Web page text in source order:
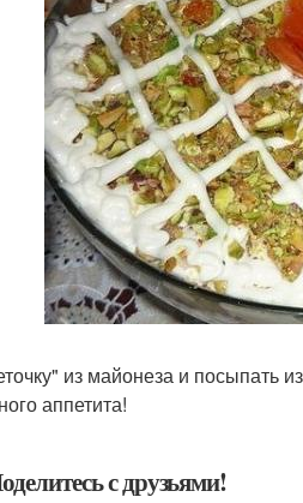
из майонеза и посыпать
аппетита!
с друзьями!